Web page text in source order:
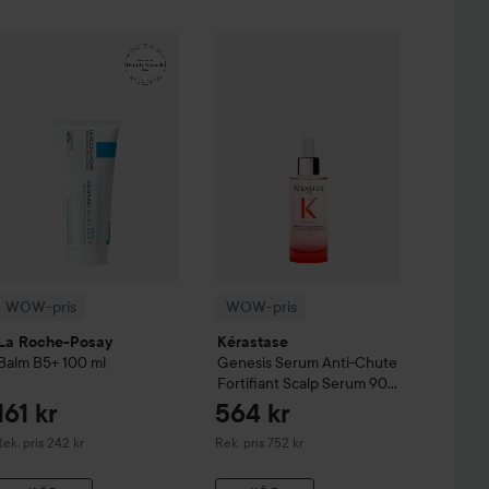
Eyebrow Tint 3 Natural Brown
WOW-pris
Roche-Posay
B5+ 100 ml
kr
pris 242 kr pris 242 kr
La Roche-Posay
WOW-pris
Kérastase
Genesis Serum Anti-Chute
Fortifiant Scalp Serum90
ml
564 kr
Rek. pris 752 kr
Rekommenderat pris 752 kr